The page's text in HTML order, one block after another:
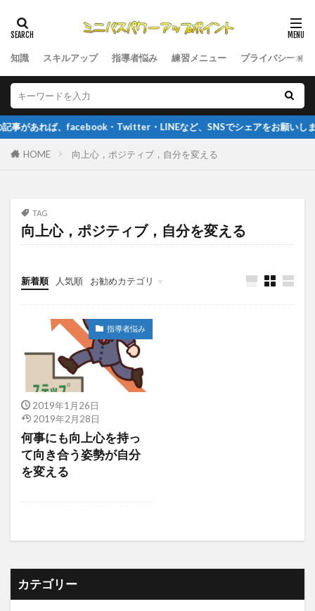
知識 スキルアップ 指導者悩み 練習メニュー プライバシーポ
あれば、facebook・Twitter・LINEなど、SNSでシェアをお願いします
HOME 向上心，ポジティブ，自分を変える
TAG
向上心，ポジティブ，自分を変える
新着順 人気順 お勧めカテゴリ
指導者悩み
指導者悩み
2019年1月26日
2019年2月28日
何事にも向上心を持っ
て向き合う姿勢が自分
を変える
カテゴリー